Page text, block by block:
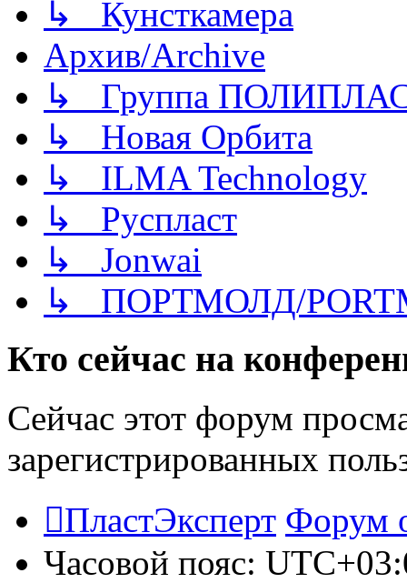
↳ Кунсткамера
Архив/Archive
↳ Группа
↳ Новая Орбита
↳ ILMA Technology
↳ Руспласт
↳ Jonwai
↳ ПОРТМОЛД/
Кто сейчас на
Сейчас этот форум
зарегистрированных
ПластЭксперт Форум
Часовой пояс: